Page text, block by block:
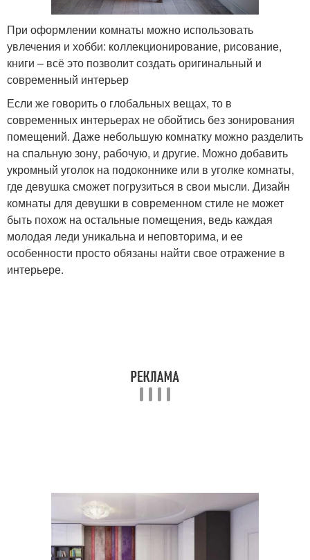
При оформлении комнаты можно использовать
увлечения и хобби: коллекционирование, рисование,
книги – всё это позволит создать оригинальный и
современный интерьер
Если же говорить о глобальных вещах, то в
современных интерьерах не обойтись без зонирования
помещений. Даже небольшую комнатку можно разделить
на спальную зону, рабочую, и другие. Можно добавить
укромный уголок на подоконнике или в уголке комнаты,
где девушка сможет погрузиться в свои мысли. Дизайн
комнаты для девушки в современном стиле не может
быть похож на остальные помещения, ведь каждая
молодая леди уникальна и неповторима, и ее
особенности просто обязаны найти свое отражение в
интерьере.